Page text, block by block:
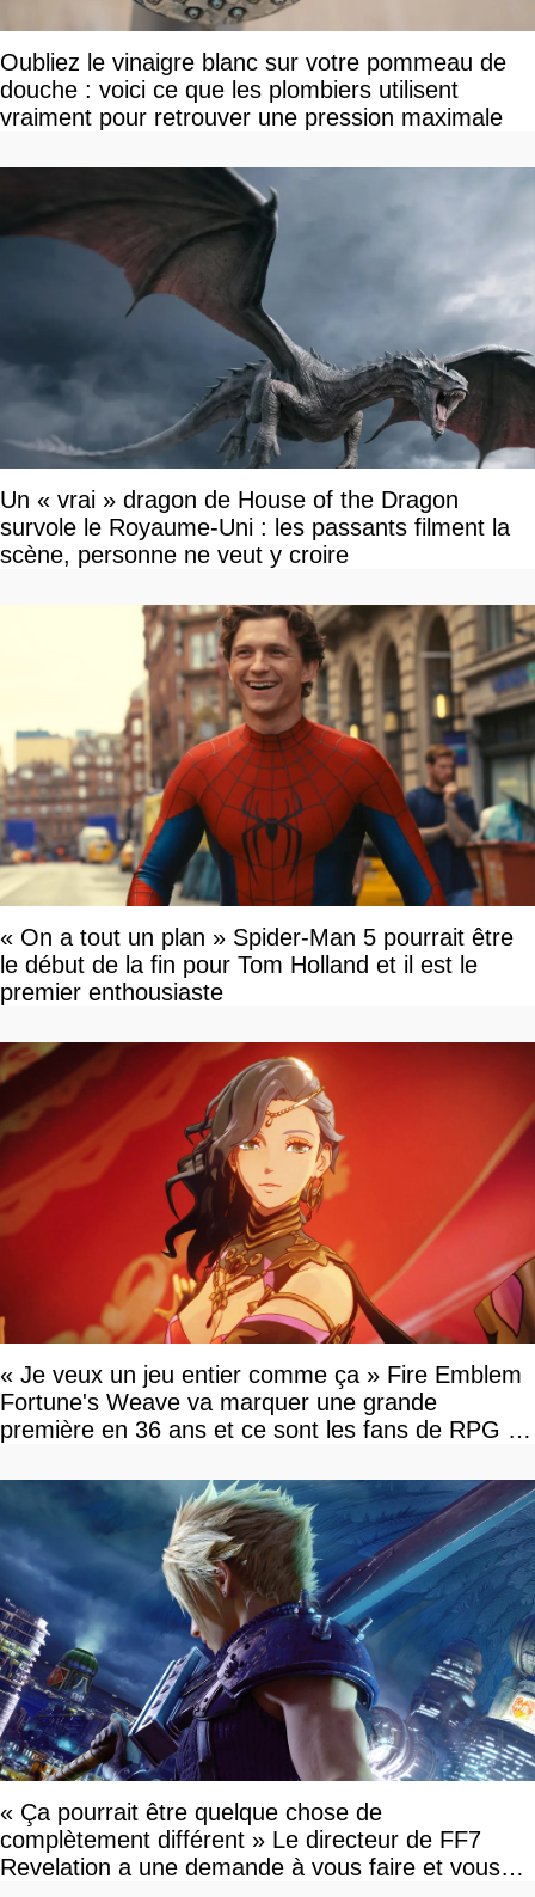
Oubliez le vinaigre blanc sur votre pommeau de
douche : voici ce que les plombiers utilisent
vraiment pour retrouver une pression maximale
Un « vrai » dragon de House of the Dragon
survole le Royaume-Uni : les passants filment la
scène, personne ne veut y croire
« On a tout un plan » Spider-Man 5 pourrait être
le début de la fin pour Tom Holland et il est le
premier enthousiaste
« Je veux un jeu entier comme ça » Fire Emblem
Fortune's Weave va marquer une grande
première en 36 ans et ce sont les fans de RPG en
« Ça pourrait être quelque chose de
complètement différent » Le directeur de FF7
Revelation a une demande à vous faire et vous